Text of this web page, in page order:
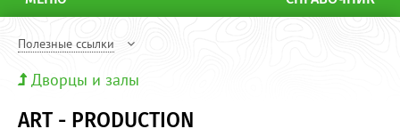
Полезные ссылки
Дворцы и залы
ART - PRODUCTION